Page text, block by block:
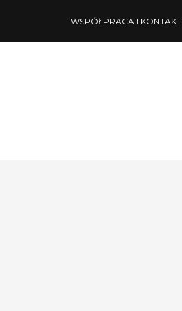
WSPÓŁPRACA I KONTAKT